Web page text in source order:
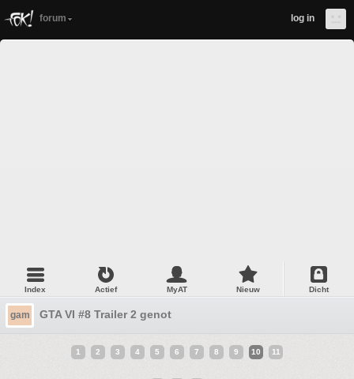
forum log in
Index Actief MyAT Nieuw Dicht
gam GTA VI #8 Trailer 2 genot
1 2 3 4 5 6 7 8 9 10 11